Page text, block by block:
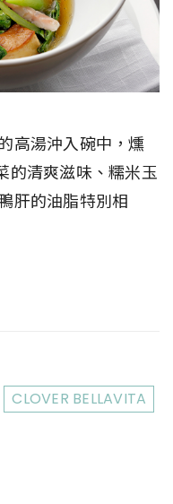
高湯沖入碗中，燻
的清爽滋味、糯米玉
肝的油脂特別相
CLOVER BELLAVITA